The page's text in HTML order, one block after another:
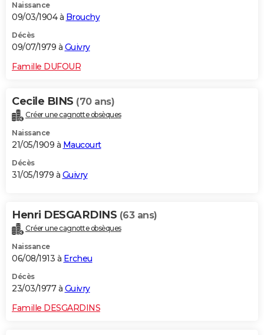
Naissance
09/03/1904 à Brouchy
Décès
09/07/1979 à Guivry
Famille DUFOUR
Cecile BINS (70 ans)
Créer une cagnotte obsèques
Naissance
21/05/1909 à Maucourt
Décès
31/05/1979 à Guivry
Henri DESGARDINS (63 ans)
Créer une cagnotte obsèques
Naissance
06/08/1913 à Ercheu
Décès
23/03/1977 à Guivry
Famille DESGARDINS